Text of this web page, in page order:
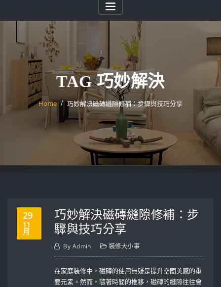
TAG 巧妙解決
Home 巧妙解決磁磚縫隙修補：步驟與技巧分享
29
11
月
巧妙解決磁磚縫隙修補：步
驟與技巧分享
By Admin 裝修大小事
在家庭裝修中，磁磚的使用無疑是提升空間美感的重
要元素。然而，隨著時間的推移，磁磚的縫隙往往會